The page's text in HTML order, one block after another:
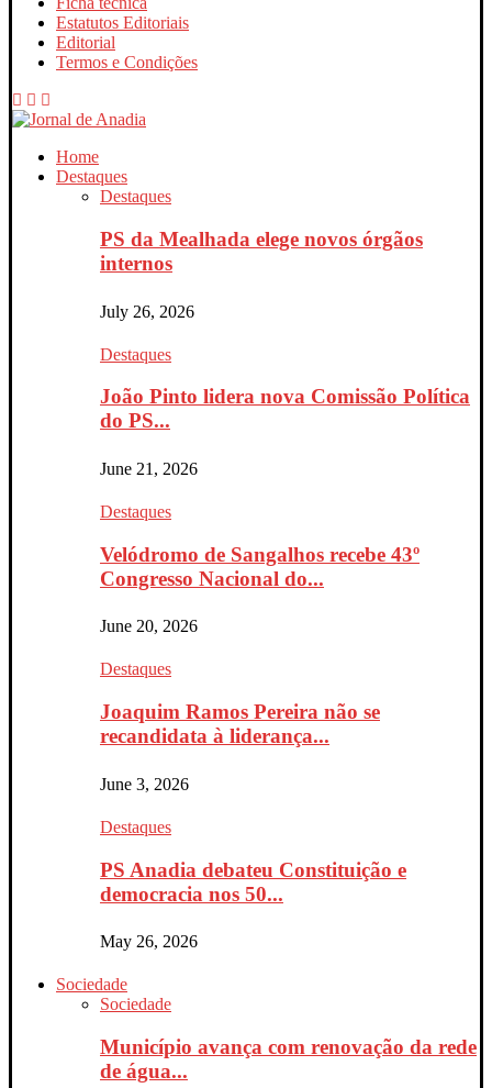
Estatutos Editoriais
Editorial
Termos e Condições
Home
Destaques
Destaques
PS da Mealhada elege novos órgãos
internos
July 26, 2026
Destaques
João Pinto lidera nova Comissão Política
do PS...
June 21, 2026
Destaques
Velódromo de Sangalhos recebe 43º
Congresso Nacional do...
June 20, 2026
Destaques
Joaquim Ramos Pereira não se
recandidata à liderança...
June 3, 2026
Destaques
PS Anadia debateu Constituição e
democracia nos 50...
May 26, 2026
Sociedade
Sociedade
Município avança com renovação da rede
de água...